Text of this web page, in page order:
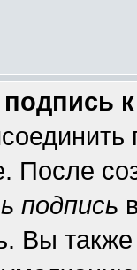
подпись
После
подпись
Вы